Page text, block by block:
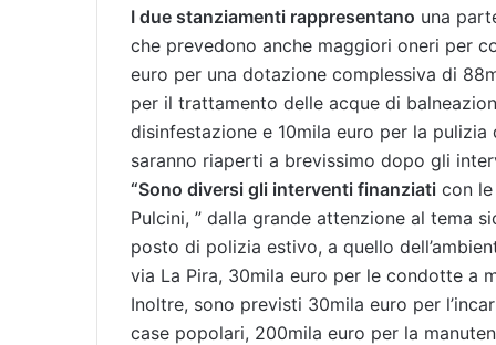
I due stanziamenti rappresentano una
che prevedono anche maggiori oneri per
euro per una dotazione complessiva di
per il trattamento delle acque di
disinfestazione e 10mila euro per la
saranno riaperti a brevissimo dopo gli
“Sono diversi gli interventi finanziati con
Pulcini, ” dalla grande attenzione al tema
posto di polizia estivo, a quello
via La Pira, 30mila euro per le condotte a
Inoltre, sono previsti 30mila euro per
case popolari, 200mila euro per la